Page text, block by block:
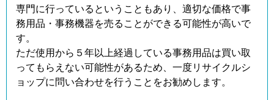
専門に行っているということもあり、適切な価格で事
務用品・事務機器を売ることができる可能性が高いで
す。
ただ使用から５年以上経過している事務用品は買い取
ってもらえない可能性があるため、一度リサイクルシ
ョップに問い合わせを行うことをお勧めします。